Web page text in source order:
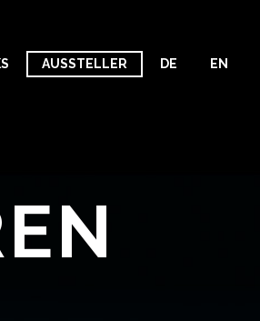
AUSSTELLER DE EN